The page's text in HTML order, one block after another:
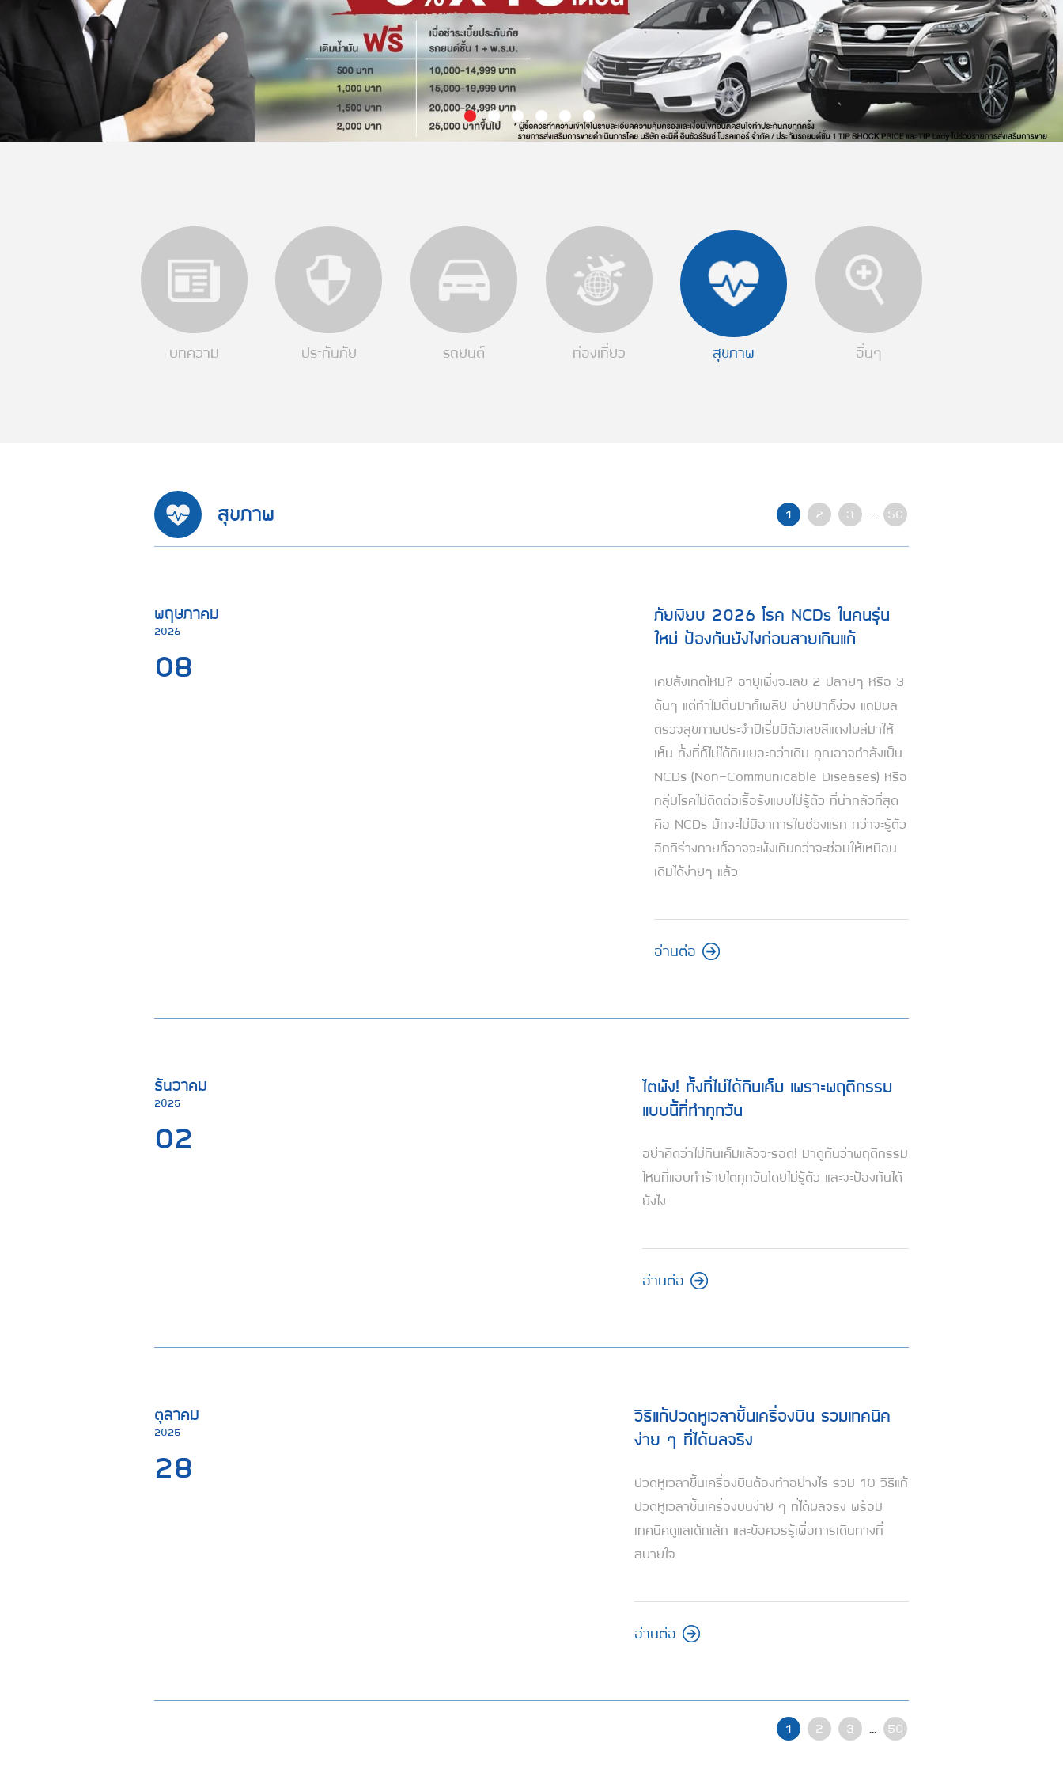
บทความ ประกันภัย รถยนต์ ท่องเที่ยว สุขภาพ อื่นๆ
สุขภาพ 1 2 3 50
พฤษภาคม
2026
08
ภัยเงียบ 2026 โรค NCDs ในคนรุ่น
ใหม่ ป้องกันยังไงก่อนสายเกินแก้
เคยสังเกตไหม? อายุเพิ่งจะเลข 2 ปลายๆ หรือ 3
ต้นๆ แต่ทำไมตื่นมาก็เพลีย บ่ายมาก็ง่วง แถมผล
ตรวจสุขภาพประจำปีเริ่มมีตัวเลขสีแดงโผล่มาให้
เห็น ทั้งที่ก็ไม่ได้กินเยอะกว่าเดิม คุณอาจกำลังเป็น
NCDs (Non-Communicable Diseases) หรือ
กลุ่มโรคไม่ติดต่อเรื้อรังแบบไม่รู้ตัว ที่น่ากลัวที่สุด
คือ NCDs มักจะไม่มีอาการในช่วงแรก กว่าจะรู้ตัว
อีกทีร่างกายก็อาจจะพังเกินกว่าจะซ่อมให้เหมือน
เดิมได้ง่ายๆ แล้ว
อ่านต่อ
ธันวาคม
2025
02
ไตพัง! ทั้งที่ไม่ได้กินเค็ม เพราะพฤติกรรม
แบบนี้ที่ทำทุกวัน
อย่าคิดว่าไม่กินเค็มแล้วจะรอด! มาดูกันว่าพฤติกรรม
ไหนที่แอบทำร้ายไตทุกวันโดยไม่รู้ตัว และจะป้องกันได้
ยังไง
อ่านต่อ
ตุลาคม
2025
28
วิธีแก้ปวดหูเวลาขึ้นเครื่องบิน รวมเทคนิค
ง่าย ๆ ที่ได้ผลจริง
ปวดหูเวลาขึ้นเครื่องบินต้องทำอย่างไร รวม 10 วิธีแก้
ปวดหูเวลาขึ้นเครื่องบินง่าย ๆ ที่ได้ผลจริง พร้อม
เทคนิคดูแลเด็กเล็ก และข้อควรรู้เพื่อการเดินทางที่
สบายใจ
อ่านต่อ
1 2 3 50